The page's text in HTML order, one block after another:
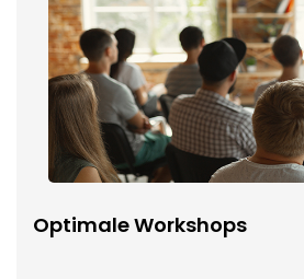
Optimale Workshops